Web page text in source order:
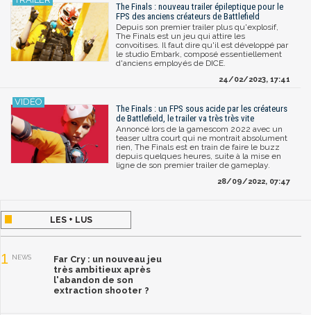
The Finals : nouveau trailer épileptique pour le
FPS des anciens créateurs de Battlefield
Depuis son premier trailer plus qu'explosif,
The Finals est un jeu qui attire les
convoitises. Il faut dire qu'il est développé par
le studio Embark, composé essentiellement
d'anciens employés de DICE.
24/02/2023, 17:41
The Finals : un FPS sous acide par les créateurs
de Battlefield, le trailer va très très vite
Annoncé lors de la gamescom 2022 avec un
teaser ultra court qui ne montrait absolument
rien, The Finals est en train de faire le buzz
depuis quelques heures, suite à la mise en
ligne de son premier trailer de gameplay.
28/09/2022, 07:47
LES + LUS
1 NEWS
Far Cry : un nouveau jeu
très ambitieux après
l'abandon de son
extraction shooter ?